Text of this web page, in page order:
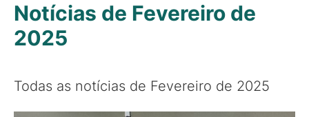
Notícias de Fevereiro de
2025
Todas as notícias de Fevereiro de 2025